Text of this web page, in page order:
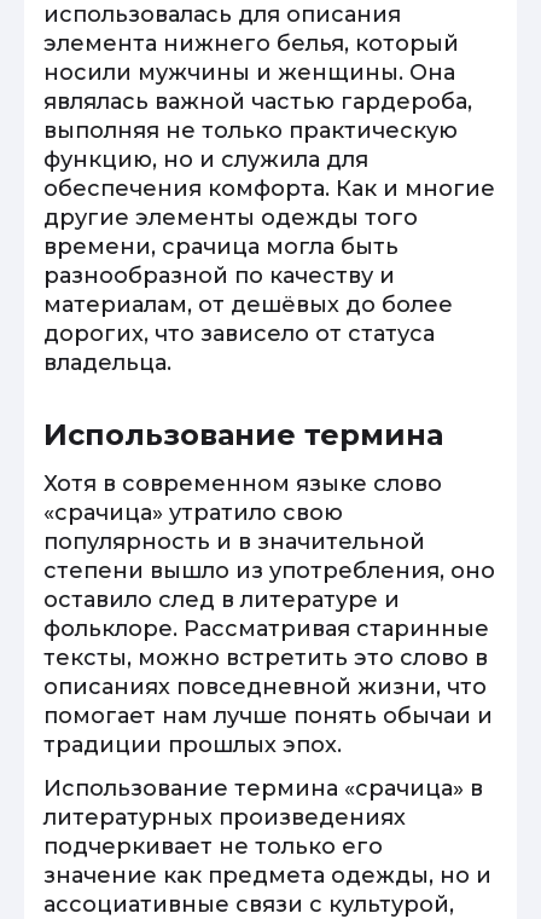
использовалась для описания
элемента нижнего белья, который
носили мужчины и женщины. Она
являлась важной частью гардероба,
выполняя не только практическую
функцию, но и служила для
обеспечения комфорта. Как и многие
другие элементы одежды того
времени, срачица могла быть
разнообразной по качеству и
материалам, от дешёвых до более
дорогих, что зависело от статуса
владельца.
Использование термина
Хотя в современном языке слово
«срачица» утратило свою
популярность и в значительной
степени вышло из употребления, оно
оставило след в литературе и
фольклоре. Рассматривая старинные
тексты, можно встретить это слово в
описаниях повседневной жизни, что
помогает нам лучше понять обычаи и
традиции прошлых эпох.
Использование термина «срачица» в
литературных произведениях
подчеркивает не только его
значение как предмета одежды, но и
ассоциативные связи с культурой,